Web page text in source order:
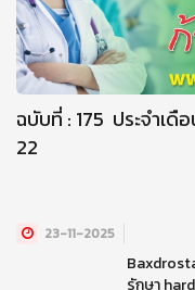
ฉบับที่ : 175 ประจำเ
22
23-11-2025
รักษา